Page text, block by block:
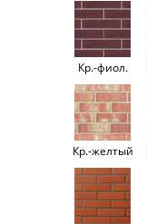
Кр.-фиол.
Кр.-желтый